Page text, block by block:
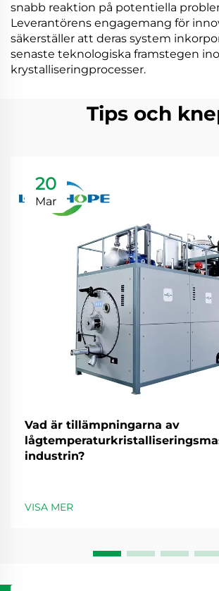
snabb reaktion på potentiella
Leverantörens engagemang för
säkerställer att deras system
senaste teknologiska framstegen
krystalliseringprocesser.
Tips och
20
Mar
Vad är tillämpningarna av
industrin?
VISA MER